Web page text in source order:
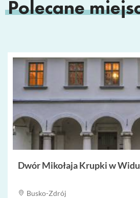
Polecane
Dwór Mikołaja Krupki w
Busko-Zdrój